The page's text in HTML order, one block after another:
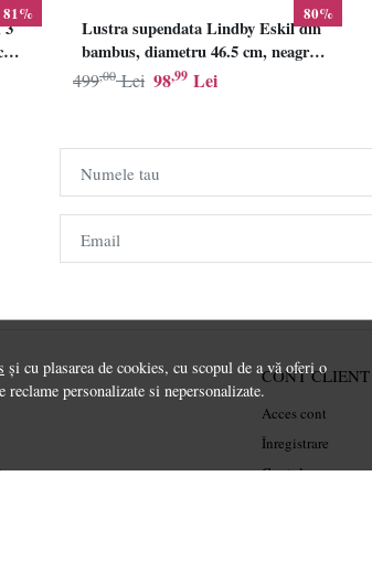
și cu plasarea de cookies, cu scopul de a vă oferi o
personalizate si nepersonalizate.
81%
3
80%
Lustra supendata Lindby Eskil din
bambus, diametru 46.5 cm, neagra,
E27
98,99 Lei
499,00 Lei
Numele tau
Email
CONT CLIENT
Acces cont
Înregistrare
Contul meu